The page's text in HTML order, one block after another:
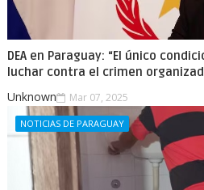
DEA en Paraguay: “El único
luchar contra el crimen
Unknown Mar 07, 2025
NOTICIAS DE PARAGUAY